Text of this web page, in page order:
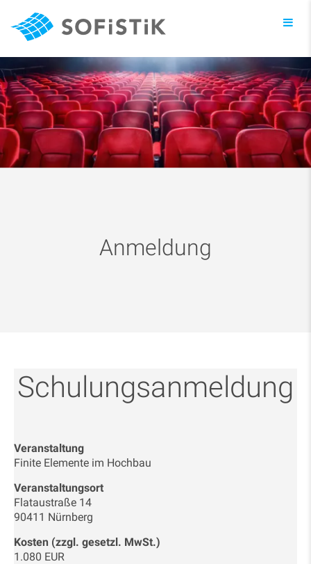
Anmeldung
Schulungsanmeldung
Veranstaltung
Finite Elemente im Hochbau
Veranstaltungsort
Flataustraße 14
90411 Nürnberg
Kosten (zzgl. gesetzl. MwSt.)
1.080 EUR